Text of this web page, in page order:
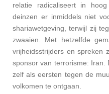
relatie radicaliseert in
deinzen er inmiddels niet
shariawetgeving, terwijl zij
zwaaien.
Met hetzelfde
vrijheidsstrijders en spreken
sponsor van terrorisme: Iran.
zelf als eersten tegen de
volkomen te ontgaan.